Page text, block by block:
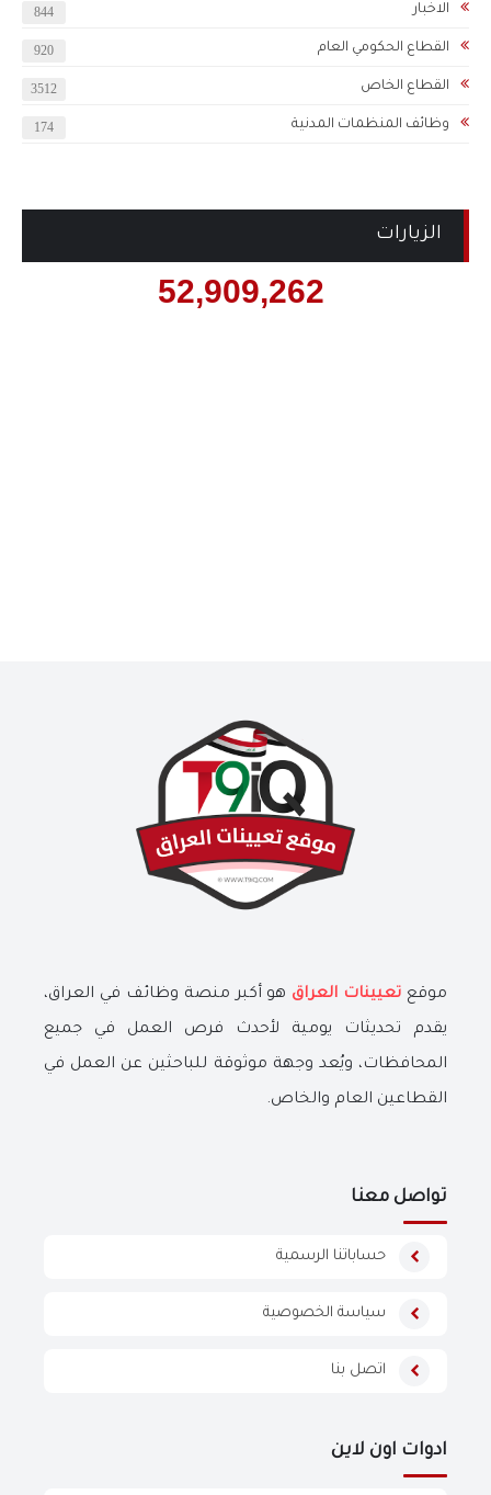
الاخبار 844
القطاع الحكومي العام 920
القطاع الخاص 3512
وظائف المنظمات المدنية 174
الزيارات
52,909,262
موقع تعيينات العراق هو أكبر منصة وظائف في العراق،
يقدم تحديثات يومية لأحدث فرص العمل في جميع
المحافظات، ويُعد وجهة موثوقة للباحثين عن العمل في
القطاعين العام والخاص.
تواصل معنا
حساباتنا الرسمية
سياسة الخصوصية
اتصل بنا
ادوات اون لاين